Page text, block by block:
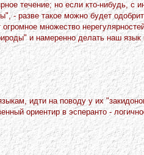
течение; но если кто-нибудь, с
- разве такое можно будет
множество
и намеренно делать наш
идти на поводу у их
ориентир в эсперанто -